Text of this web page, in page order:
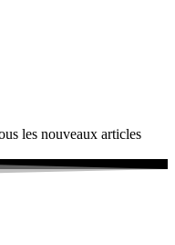
les nouveaux articles